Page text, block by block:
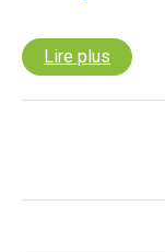
Lire plus